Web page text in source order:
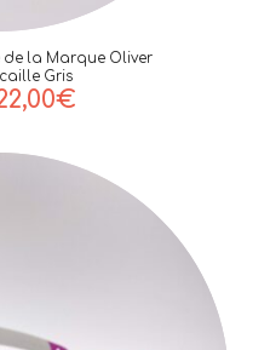
de la Marque Oliver
Gris
€
est :
222,00€.